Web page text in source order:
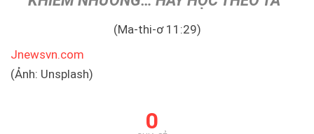
(Ma-thi-ơ 11:29)
Jnewsvn.com
(Ảnh: Unsplash)
0